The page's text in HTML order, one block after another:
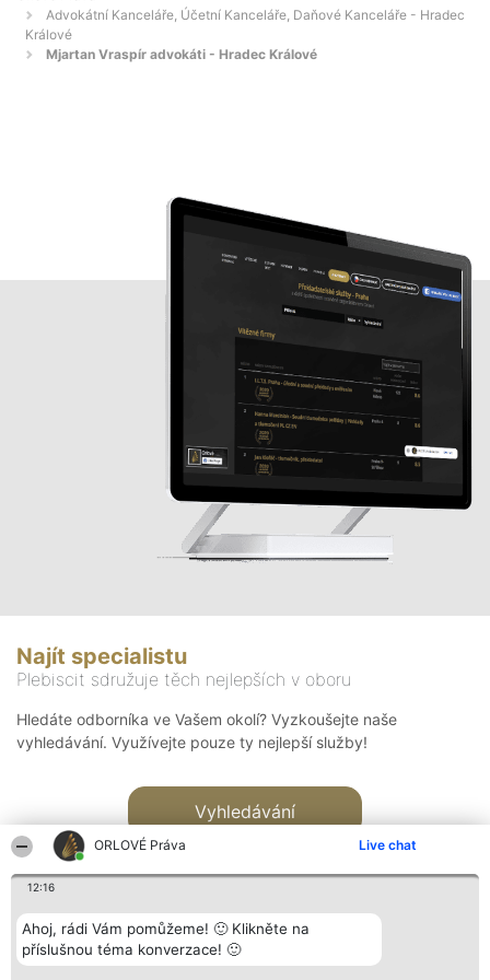
ORLOVÉ Práva Live chat
12:16
Ahoj, rádi Vám pomůžeme! 🙂 Klikněte na
příslušnou téma konverzace! 🙂
Advokátní Kanceláře, Účetní Kanceláře, Daňové Kanceláře - Hradec
Králové
Mjartan Vraspír advokáti - Hradec Králové
Najít specialistu
Plebiscit sdružuje těch nejlepších v oboru
Hledáte odborníka ve Vašem okolí? Vyzkoušejte naše
vyhledávání. Využívejte pouze ty nejlepší služby!
Vyhledávání